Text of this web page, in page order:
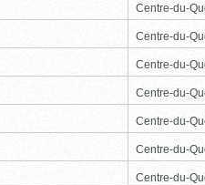
Centre-du-
Centre-du-
Centre-du-
Centre-du-
Centre-du-
Centre-du-
Centre-du-